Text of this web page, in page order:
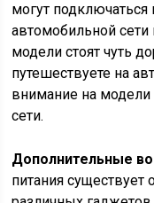
могут подключаться
автомобильной сети
модели стоят чуть
путешествуете на
внимание на
сети.
Дополнительные
питания